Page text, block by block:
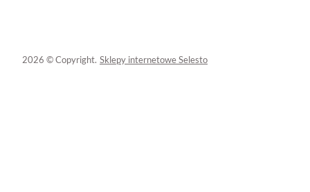
2026 © Copyright. Sklepy internetowe Selesto